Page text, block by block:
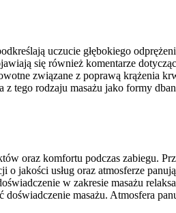
uczucie głębokiego
się również komentarze
związane z poprawą krążenia
tego rodzaju masażu jako formy
oraz komfortu podczas zabiegu.
jakości usług oraz atmosferze
w zakresie masażu
masażu. Atmosfera